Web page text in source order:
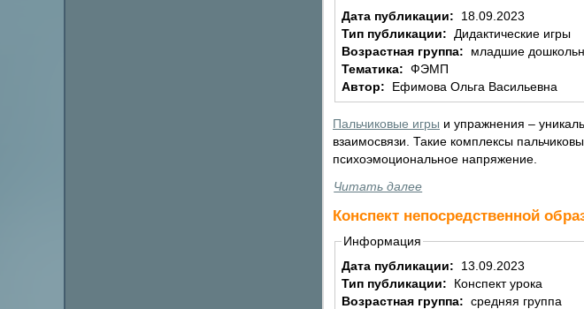
Дата публикации:
18.09.2023
Тип публикации:
Дидактические игры
Возрастная группа:
младшие
Тематика: ФЭМП
Автор:
Ефимова Ольга Васильевна
Пальчиковые игры и упражнения –
взаимосвязи. Такие комплексы
психоэмоциональное напряжение.
Читать далее
Конспект непосредственной
Информация
Дата публикации:
13.09.2023
Тип публикации:
Конспект урока
Возрастная группа: средняя группа